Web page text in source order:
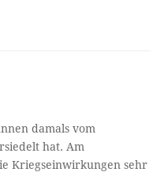
damals vom
hat. Am
Kriegseinwirkungen sehr